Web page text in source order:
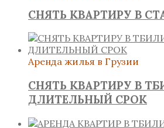
СНЯТЬ КВАРТИРУ В
Аренда жилья в Грузии
СНЯТЬ КВАРТИРУ В
ДЛИТЕЛЬНЫЙ СРОК